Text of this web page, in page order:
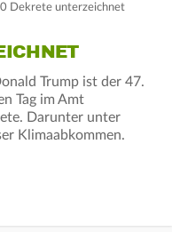
Dekrete unterzeichnet
Trump ist der 47.
Tag im Amt
Darunter unter
Klimaabkommen.